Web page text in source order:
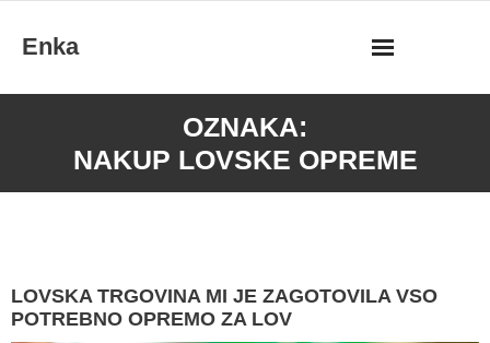
Enka
OZNAKA:
NAKUP LOVSKE OPREME
LOVSKA TRGOVINA MI JE ZAGOTOVILA VSO
POTREBNO OPREMO ZA LOV